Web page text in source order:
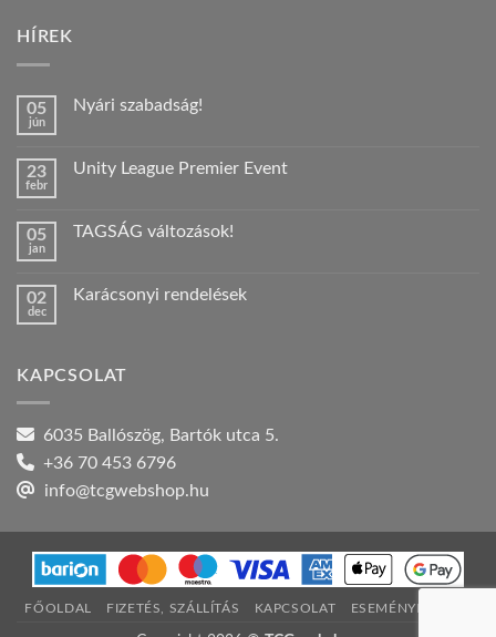
HÍREK
05
jún
Nyári szabadság!
Nyári
23
febr
Unity League Premier Event
Unity
bejegyzéshez
05
jan
TAGSÁG változások!
TAGSÁG
02
dec
Karácsonyi rendelések
rendelések
KAPCSOLAT
6035 Ballószög, Bartók utca 5.
+36 70 453 6796
info@tcgwebshop.hu
FŐOLDAL FIZETÉS, SZÁLLÍTÁS KAPCSOLAT ESEMÉNYNAPTÁR